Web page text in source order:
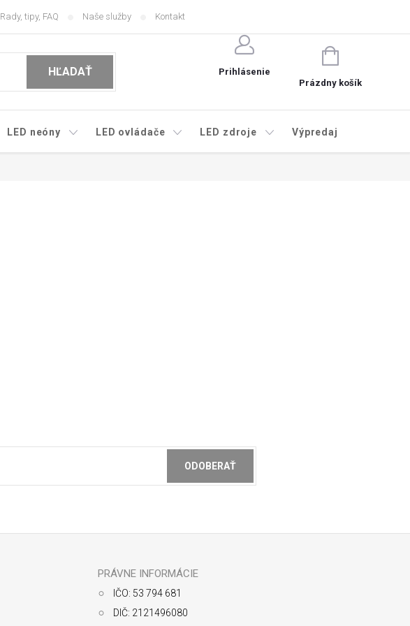
Rady, tipy, FAQ Naše služby Kontakt
HĽADAŤ Prihlásenie
NÁKUPNÝ
KOŠÍK
Prázdny košík
LED neóny LED ovládače LED zdroje Výpredaj
ODOBERAŤ
PRÁVNE INFORMÁCIE
IČO: 53 794 681
DIČ: 2121496080